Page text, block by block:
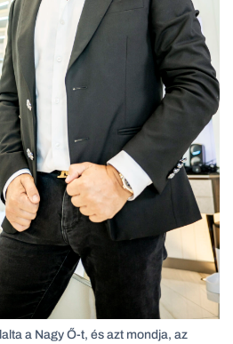
a Nagy Ő-t, és azt mondja, az